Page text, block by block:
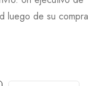
luego de su compra